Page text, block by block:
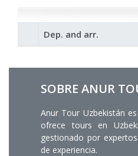
Dep. and arr.
SOBRE ANUR
Anur Tour Uzbekistán
ofrece tours en
gestionado por
de experiencia.